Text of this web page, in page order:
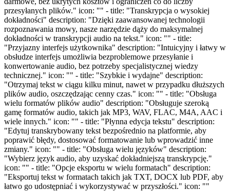
przesyłanych plików." icon: "" - title: "Transkrypcja o wysokiej
dokładności" description: "Dzięki zaawansowanej technologii
rozpoznawania mowy, nasze narzędzie dąży do maksymalnej
dokładności w transkrypcji audio na tekst." icon: "" - title:
"Przyjazny interfejs użytkownika" description: "Intuicyjny i łatwy w
obsłudze interfejs umożliwia bezproblemowe przesyłanie i
konwertowanie audio, bez potrzeby specjalistycznej wiedzy
technicznej." icon: "" - title: "Szybkie i wydajne" description:
"Otrzymaj tekst w ciągu kilku minut, nawet w przypadku dłuższych
plików audio, oszczędzając cenny czas." icon: "" - title: "Obsługa
wielu formatów plików audio" description: "Obsługuje szeroką
gamę formatów audio, takich jak MP3, WAV, FLAC, M4A, AAC i
wiele innych." icon: "" - title: "Płynna edycja tekstu" description:
"Edytuj transkrybowany tekst bezpośrednio na platformie, aby
poprawić błędy, dostosować formatowanie lub wprowadzić inne
zmiany." icon: "" - title: "Obsługa wielu języków" description:
"Wybierz język audio, aby uzyskać dokładniejszą transkrypcję."
icon: "" - title: "Opcje eksportu w wielu formatach" description:
"Eksportuj tekst w formatach takich jak TXT, DOCX lub PDF, aby
łatwo go udostępniać i wykorzystywać w przyszłości." icon: ""